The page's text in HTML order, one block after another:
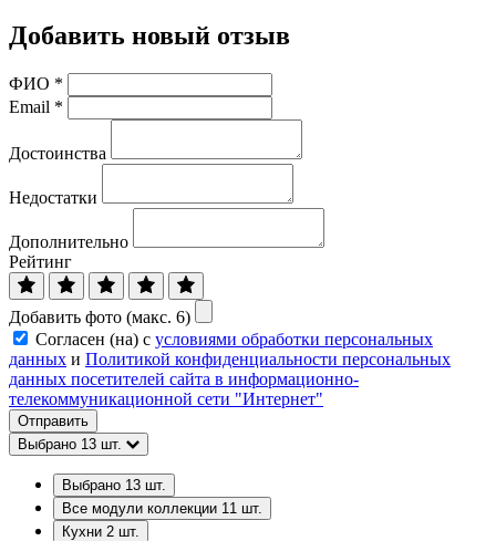
Добавить новый отзыв
ФИО *
Email *
Достоинства
Недостатки
Дополнительно
Рейтинг
Добавить фото (макс. 6)
Согласен (на) с условиями обработки персональных
данных и Политикой конфиденциальности персональных
данных посетителей сайта в информационно-
телекоммуникационной сети "Интернет"
Отправить
Выбрано 13 шт.
Выбрано 13 шт.
Все модули коллекции 11 шт.
Кухни 2 шт.